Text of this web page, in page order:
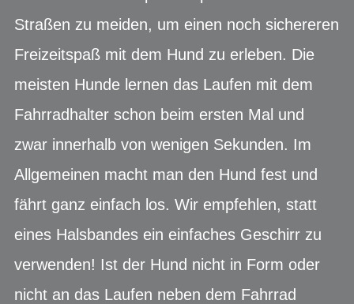
Straßen zu meiden, um einen noch sichereren
Freizeitspaß mit dem Hund zu erleben. Die
meisten Hunde lernen das Laufen mit dem
Fahrradhalter schon beim ersten Mal und
zwar innerhalb von wenigen Sekunden. Im
Allgemeinen macht man den Hund fest und
fährt ganz einfach los. Wir empfehlen, statt
eines Halsbandes ein einfaches Geschirr zu
verwenden! Ist der Hund nicht in Form oder
nicht an das Laufen neben dem Fahrrad